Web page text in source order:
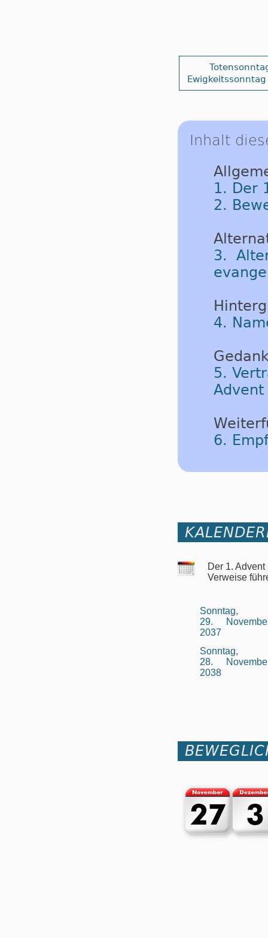
Inhalt
1. Der
2.
3.
4.
5.
Advent
6.
Der 1.
Verweise
Sonntag,
29.
2037
Sonntag,
28.
2038